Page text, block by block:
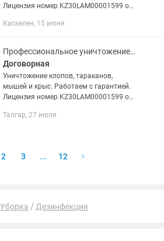
Лицензия номер KZ30LAM00001599 от
Департамент Сан-Эпид контроля
Работаем с...
Каскелен, 15 июня
Профессиональное уничтожение клопов, тараканов, клещей, крыс, мышей
Договорная
Уничтожение клопов, тараканов,
мышей и крыс. Работаем с гарантией.
Лицензия номер KZ30LAM00001599 от
Департамент Сан-Эпид контроля
Талгар, 27 июля
2 3 ... 12
Уборка Дезинфекция